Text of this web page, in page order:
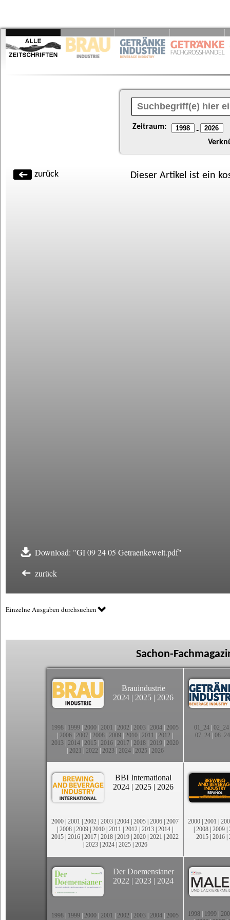
Zeitraum: -
zurück Dieser Artikel ist ein
Download: "GI 09 24 05 Getraenkewelt.pdf"
zurück
Einzelne Ausgaben durchsuchen
Sachon-
Brauindustrie
2024 | 2025 | 2026
1998 1999 2000 2001 2002 2003 2004 2005
2006 2007 2008 2009 2010 2011 2012
2013 2014 2015 2016 2017 2018 2019 2020
2021 2022 2023| 2024| 2025| 2026
01_24| 02_24
07_24 08_24
BBI International
2024 | 2025 | 2026
2000 | 2001 | 2002 | 2003 | 2004 | 2005 | 2006 | 2007
| 2008 | 2009 | 2010 | 2011 | 2012 | 2013 | 2014 |
2015 | 2016 | 2017 | 2018 | 2019 | 2020 | 2021 | 2022
| 2023| 2024| 2025| 2026
2000 | 2001 |
| 2008 | 2009 |
2015 | 2016 |
Der Doemensianer
2022 | 2023 | 2024
1998 1999 2000 2001 2002 2003 2004 2005
1998 1999